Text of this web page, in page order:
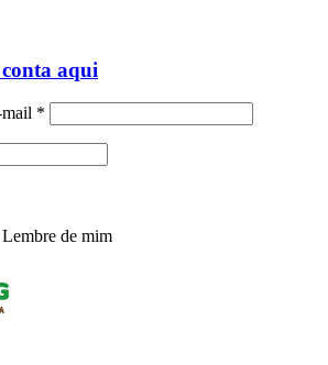
aqui
*
Lembre de mim